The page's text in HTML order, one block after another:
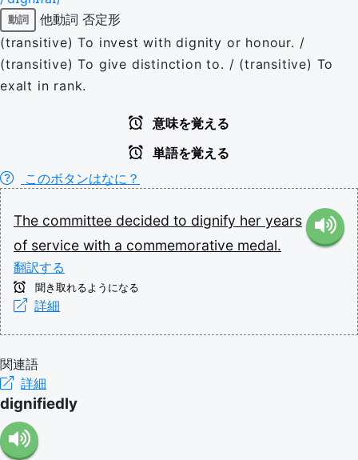
動詞 他動詞 否定形
(transitive) To invest with dignity or honour. /
(transitive) To give distinction to. / (transitive) To
exalt in rank.
意味を覚える
単語を覚える
このボタンはなに？
The committee decided to dignify her years
of service with a commemorative medal.
翻訳する
聞き取れるようになる
詳細
関連語
詳細
dignifiedly